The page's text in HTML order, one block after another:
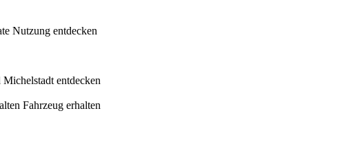
Nutzung entdecken
entdecken
Fahrzeug erhalten